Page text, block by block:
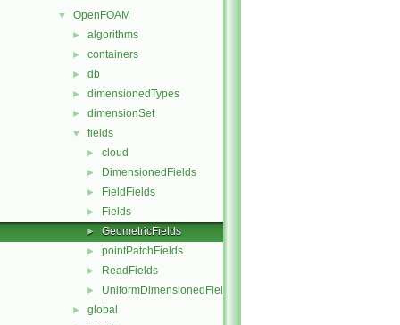
▼ OpenFOAM
► algorithms
► containers
► db
► dimensionedTypes
► dimensionSet
▼ fields
► cloud
► DimensionedFields
► FieldFields
► Fields
► GeometricFields
► pointPatchFields
► ReadFields
► UniformDimensionedFields
► global